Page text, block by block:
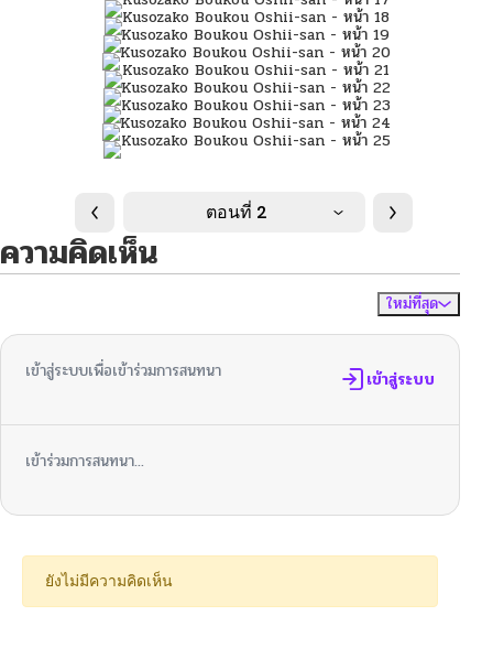
ตอนที่ 2
ความคิดเห็น
ใหม่ที่สุด
เข้าสู่ระบบเพื่อเข้าร่วมการสนทนา เข้าสู่ระบบ
เข้าร่วมการสนทนา...
ยังไม่มีความคิดเห็น